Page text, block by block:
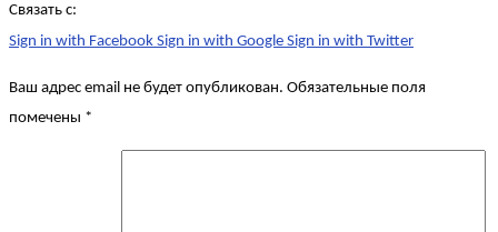
Связать с:
Sign in with Facebook Sign in with Google Sign in with Twitter
Ваш адрес email не будет опубликован. Обязательные поля
помечены *